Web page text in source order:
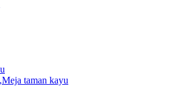
taman kayu